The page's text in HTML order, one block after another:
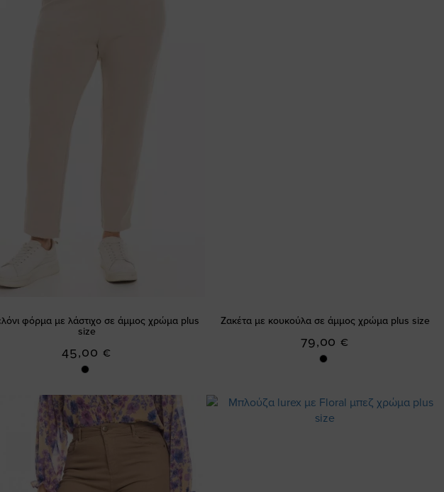
φόρμα με λάστιχο σε άμμος χρώμα plus
size
45,00 €
Ζακέτα με κουκούλα σε άμμος χρώμα plus size
79,00 €